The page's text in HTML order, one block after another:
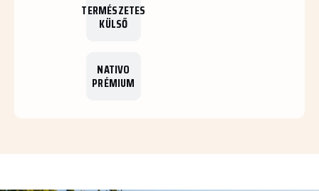
TERMÉSZETES
KÜLSŐ
NATIVO
PRÉMIUM